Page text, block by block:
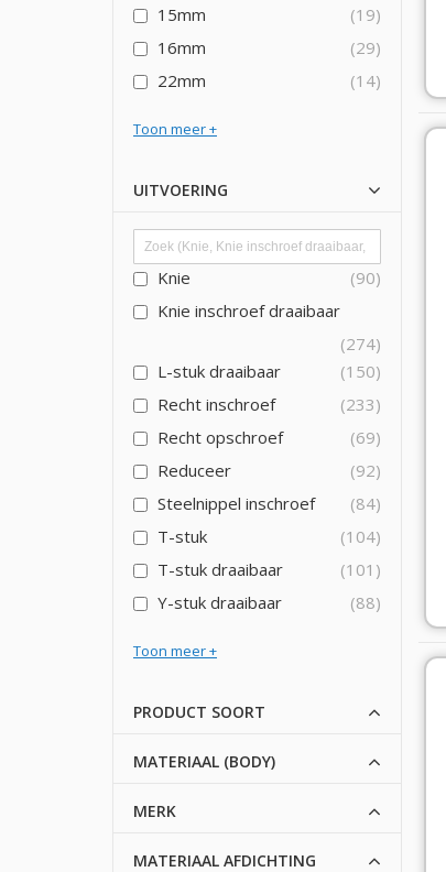
15mm
19
16mm
29
22mm
14
Toon meer
UITVOERING
Knie
90
Knie inschroef draaibaar
274
L-stuk draaibaar
150
Recht inschroef
233
Recht opschroef
69
Reduceer
92
Steelnippel inschroef
84
T-stuk
104
T-stuk draaibaar
101
Y-stuk draaibaar
88
Toon meer
PRODUCT SOORT
MATERIAAL (BODY)
MERK
MATERIAAL AFDICHTING